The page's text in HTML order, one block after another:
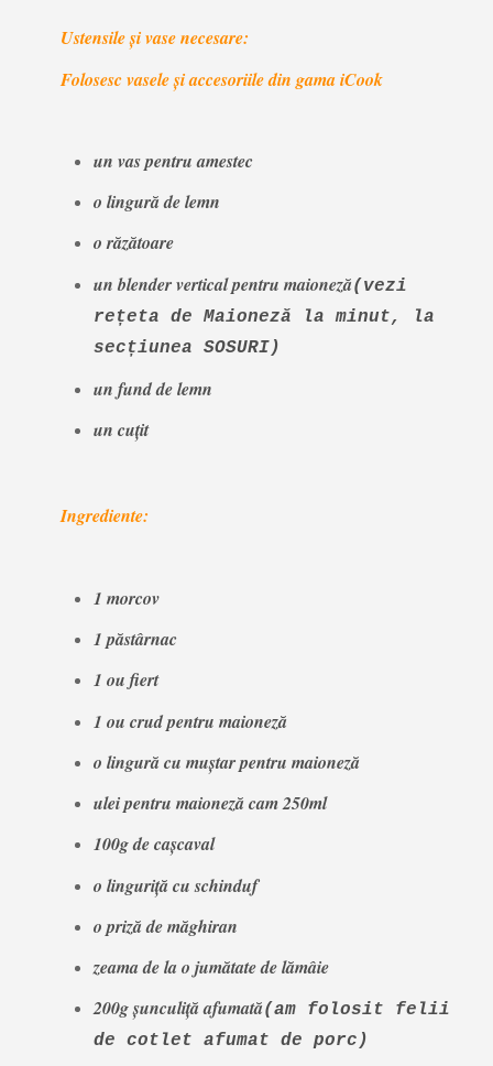
Ustensile și vase necesare:
Folosesc vasele și accesoriile din gama iCook
un vas pentru amestec
o lingură de lemn
o răzătoare
un blender vertical pentru maioneză(vezi
rețeta de Maioneză la minut, la
secțiunea SOSURI)
un fund de lemn
un cuțit
Ingrediente:
1 morcov
1 păstârnac
1 ou fiert
1 ou crud pentru maioneză
o lingură cu muștar pentru maioneză
ulei pentru maioneză cam 250ml
100g de cașcaval
o linguriță cu schinduf
o priză de măghiran
zeama de la o jumătate de lămâie
200g șunculiță afumată(am folosit felii
de cotlet afumat de porc)